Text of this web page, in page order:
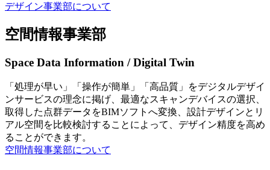
デザイン事業部について
空間情報事業部
Space Data Information / Digital Twin
「処理が早い」「操作が簡単」「高品質」をデジタルデザイ
ンサービスの理念に掲げ、最適なスキャンデバイスの選択、
取得した点群データをBIMソフトへ変換、設計デザインとリ
アル空間を比較検討することによって、デザイン精度を高め
ることができます。
空間情報事業部について